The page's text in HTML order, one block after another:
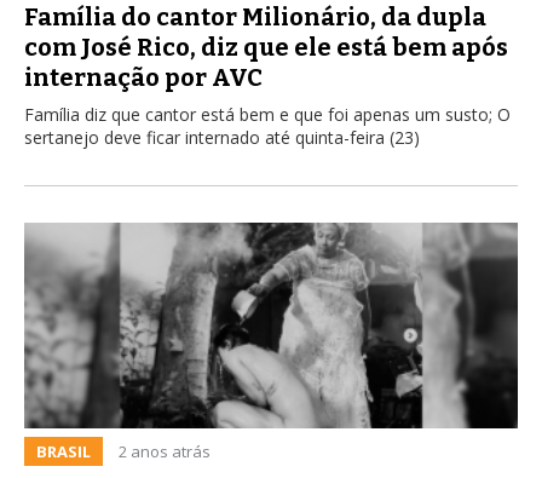
Família do cantor Milionário, da dupla
com José Rico, diz que ele está bem após
internação por AVC
Família diz que cantor está bem e que foi apenas um susto; O
sertanejo deve ficar internado até quinta-feira (23)
BRASIL 2 anos atrás